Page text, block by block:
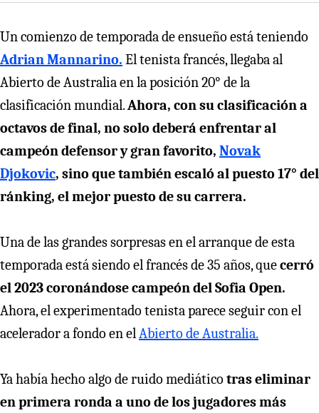
Un comienzo de temporada de ensueño está teniendo
Adrian Mannarino. El tenista francés, llegaba al
Abierto de Australia en la posición 20° de la
clasificación mundial.Ahora, con su clasificación a
octavos de final, no solo deberá enfrentar al
campeón defensor y gran favorito, Novak
Djokovic, sino que también escaló al puesto 17° del
ránking, el mejor puesto de su carrera.
Una de las grandes sorpresas en el arranque de esta
temporada está siendo el francés de 35 años, quecerró
el 2023 coronándose campeón del Sofia Open.
Ahora, el experimentado tenista parece seguir con el
acelerador a fondo en elAbierto de Australia.
Ya había hecho algo de ruido mediático tras eliminar
en primera ronda a uno de los jugadores más